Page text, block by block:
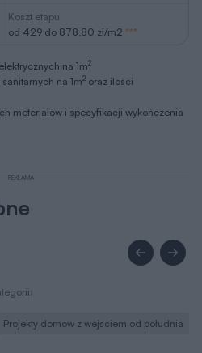
Koszt etapu
od 429 do 878,80 zł/m2 ***
na 1m2
na 1m2 oraz ilości
meteriałów i specyfikacji wykończenia
REKLAMA
Projekty domów z wejściem od południa